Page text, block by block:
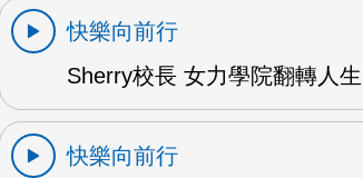
快樂向前行
Sherry校長 女力學院翻轉人
快樂向前行